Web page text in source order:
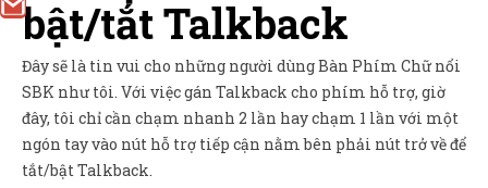
bật/tắt Talkback
Đây sẽ là tin vui cho những người dùng Bàn Phím Chữ nổi
SBK như tôi. Với việc gán Talkback cho phím hỗ trợ, giờ
đây, tôi chỉ cần chạm nhanh 2 lần hay chạm 1 lần với một
ngón tay vào nút hỗ trợ tiếp cận nằm bên phải nút trở về để
tắt/bật Talkback.